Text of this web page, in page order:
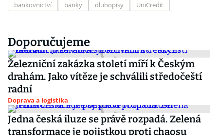
bankovnictví banky dluhopisy UniCredit
Doporučujeme
Železniční zakázka století míří k Českým
drahám. Jako vítěze je schválili středočeští
radní
Doprava a logistika
Jedna česká iluze se právě rozpadá. Zelená
transformace je pojistkou proti chaosu